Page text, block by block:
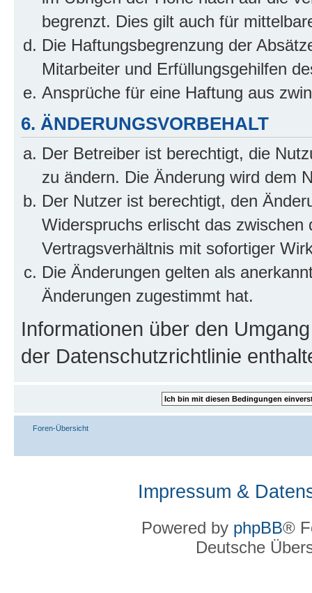
begrenzt. Dies gilt auch für
Die Haftungsbegrenzung der
Mitarbeiter und Erfüllungsgehilfen
Ansprüche für eine Haftung aus
6. ÄNDERUNGSVORBEHALT
Der Betreiber ist berechtigt, die
zu ändern. Die Änderung wird dem
Der Nutzer ist berechtigt, den
Widerspruchs erlischt das
Vertragsverhältnis mit sofortiger
Die Änderungen gelten als
Änderungen zugestimmt hat.
Informationen über den
der Datenschutzrichtlinie
Foren-Übersicht
Impressum &
Powered by phpBB®
Deutsche